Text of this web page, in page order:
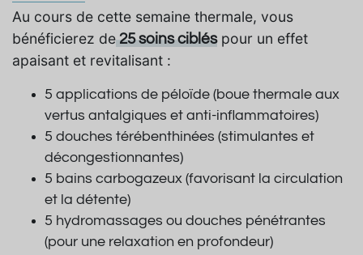
Au cours de cette semaine thermale, vous
bénéficierez de25 soins cibléspour un effet
apaisant et revitalisant :
5 applications de péloïde (boue thermale aux
vertus antalgiques et anti-inflammatoires)
5 douches térébenthinées (stimulantes et
décongestionnantes)
5 bains carbogazeux (favorisant la circulation
et la détente)
5 hydromassages ou douches pénétrantes
(pour une relaxation en profondeur)